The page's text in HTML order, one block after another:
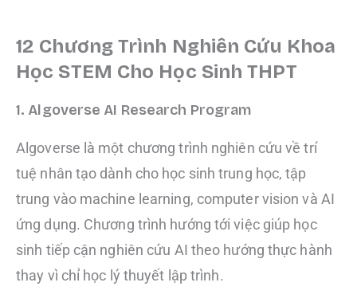
12 Chương Trình Nghiên Cứu Khoa
Học STEM Cho Học Sinh THPT
1. Algoverse AI Research Program
Algoverse là một chương trình nghiên cứu về trí
tuệ nhân tạo dành cho học sinh trung học, tập
trung vào machine learning, computer vision và AI
ứng dụng. Chương trình hướng tới việc giúp học
sinh tiếp cận nghiên cứu AI theo hướng thực hành
thay vì chỉ học lý thuyết lập trình.